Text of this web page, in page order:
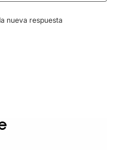
nueva respuesta